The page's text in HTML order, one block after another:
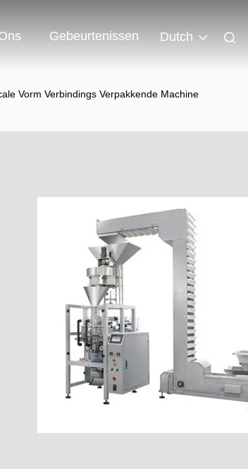
Gebeurtenissen Dutch
Vorm Verbindings Verpakkende Machine